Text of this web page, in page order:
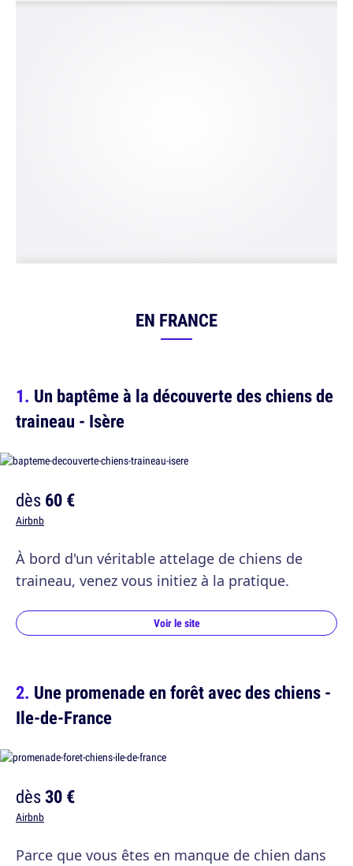
EN FRANCE
Un baptême à la découverte des chiens de
traineau - Isère
dès60 €
Airbnb
À bord d'un véritable attelage de chiens de
traineau, venez vous initiez à la pratique.
Voir le site
Une promenade en forêt avec des chiens -
Ile-de-France
dès30 €
Airbnb
Parce que vous êtes en manque de chien dans